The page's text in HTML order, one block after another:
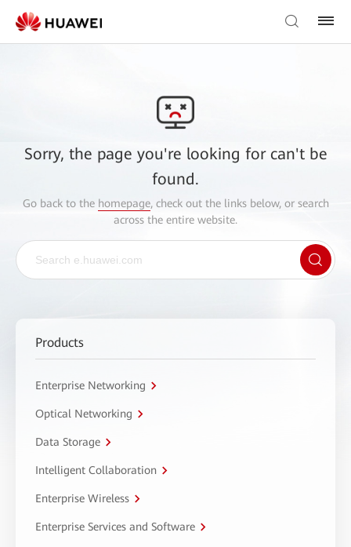
Sorry, the page you're looking for can't be
found.
Go back to the homepage, check out the links below, or search
across the entire website.
Products
Enterprise Networking
Optical Networking
Data Storage
Intelligent Collaboration
Enterprise Wireless
Enterprise Services and Software